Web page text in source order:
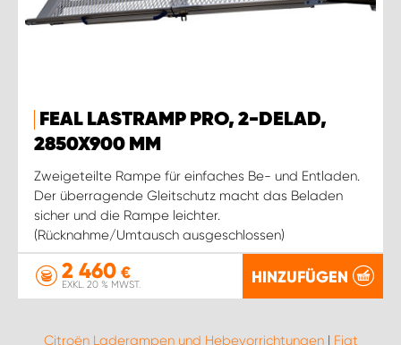
FEAL LASTRAMP PRO, 2-DELAD,
2850X900 MM
Zweigeteilte Rampe für einfaches Be- und Entladen.
Der überragende Gleitschutz macht das Beladen
sicher und die Rampe leichter.
(Rücknahme/Umtausch ausgeschlossen)
2 460 €
EXKL. 20 % MWST. HINZUFÜGEN
Citroën Laderampen und Hebevorrichtungen| Fiat